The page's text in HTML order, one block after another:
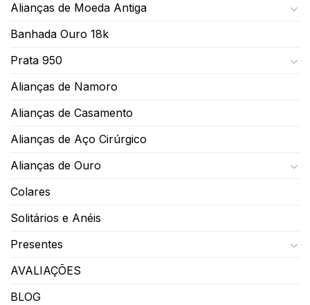
Alianças de Moeda Antiga
Banhada Ouro 18k
Prata 950
Alianças de Namoro
Alianças de Casamento
Alianças de Aço Cirúrgico
Alianças de Ouro
Colares
Solitários e Anéis
Presentes
AVALIAÇÕES
BLOG